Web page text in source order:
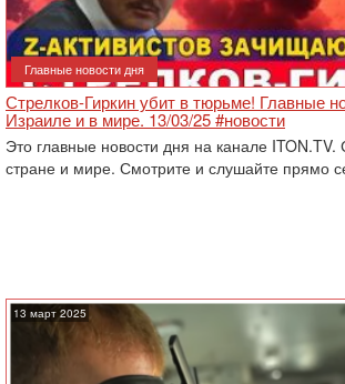
Главные новости дня
Стрелков-Гиркин убит в тюрьме! Главные
Израиле и в мире. 13/03/25 #новости
Это главные новости дня на канале
стране и мире. Смотрите и слушайте прямо
13 март 2025